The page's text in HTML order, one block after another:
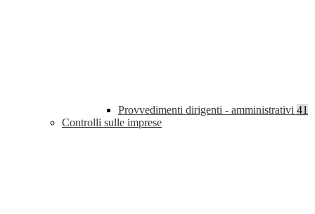
Provvedimenti dirigenti - amministrativi 41
Controlli sulle imprese